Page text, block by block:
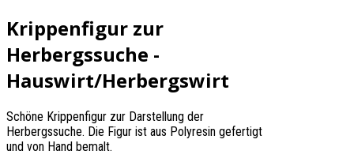
Krippenfigur zur
Herbergssuche -
Hauswirt/Herbergswirt
Schöne Krippenfigur zur Darstellung der
Herbergssuche. Die Figur ist aus Polyresin gefertigt
und von Hand bemalt.